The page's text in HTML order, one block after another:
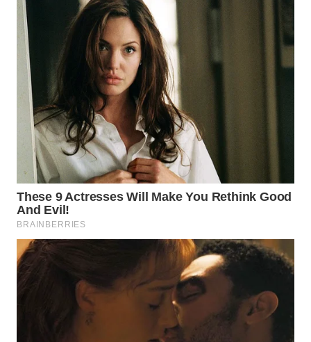
WN
NIAS
WN
LANGKAT
WN
TAPANULI
SELATAN
WN
TANJUNG
LESUNG